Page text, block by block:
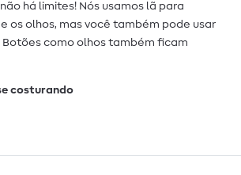
há limites! Nós usamos lã para
os olhos, mas você também pode usar
Botões como olhos também ficam
costurando